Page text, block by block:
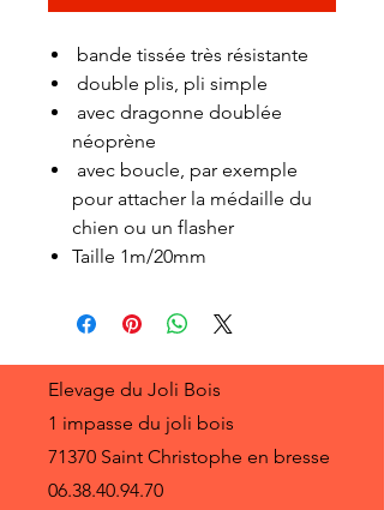
bande tissée très résistante
double plis, pli simple
avec dragonne doublée
néoprène
avec boucle, par exemple
pour attacher la médaille du
chien ou un flasher
Taille 1m/20mm
Elevage du Joli Bois
1 impasse du joli bois
71370 Saint Christophe en bresse
06.38.40.94.70